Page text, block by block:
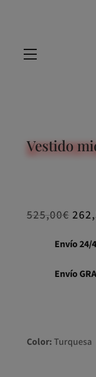
REBAJADO -50%
Vestido
525,00€
Envío 24/
Envío
Color:Turquesa